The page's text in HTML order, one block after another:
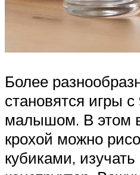
Более
становятся игры
малышом. В этом
крохой можно
кубиками,